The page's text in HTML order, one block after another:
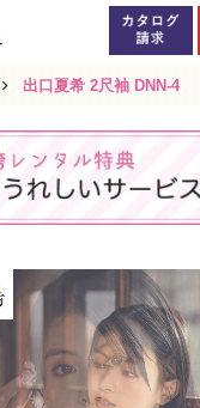
出口夏希 2尺袖 DNN-4